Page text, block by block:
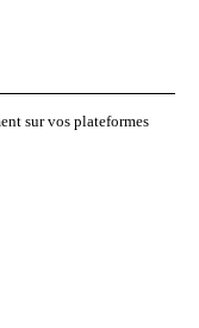
sur vos plateformes